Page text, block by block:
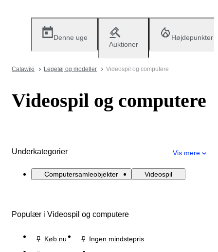
Denne uge
Auktioner
Højdepunkter
Catawiki Legetøj og modeller Videospil og computere
Videospil og computere
Underkategorier Vis mere
Computersamleobjekter Videospil
Populær i Videospil og computere
Køb nu
Ingen mindstepris